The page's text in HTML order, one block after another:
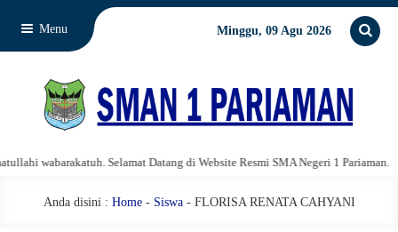
Menu Minggu, 09 Agu 2026
wabarakatuh. Selamat Datang di Website Resmi SMA Negeri 1 Pariaman.
Anda disini : Home- Siswa- FLORISA RENATA CAHYANI